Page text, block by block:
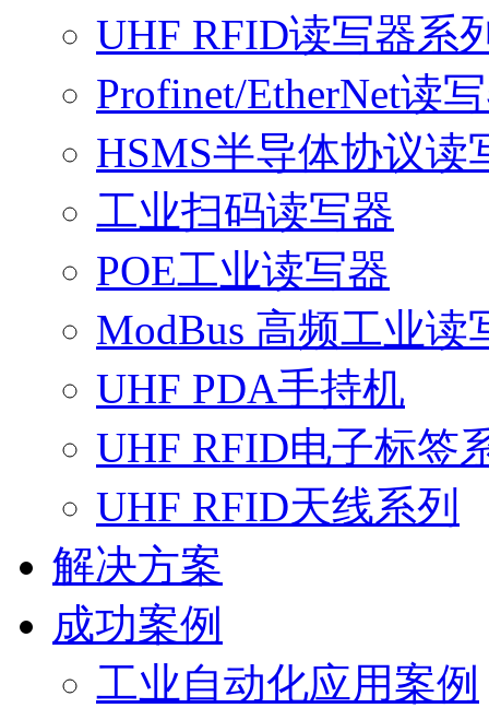
UHF RFID读写器系
Profinet/EtherNet读
HSMS半导体协议读
工业扫码读写器
POE工业读写器
ModBus 高频工业读
UHF PDA手持机
UHF RFID电子标签
UHF RFID天线系列
解决方案
成功案例
工业自动化应用案例